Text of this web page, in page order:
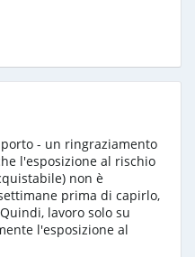
- un ringraziamento
l'esposizione al rischio
non è
prima di capirlo,
lavoro solo su
l'esposizione al